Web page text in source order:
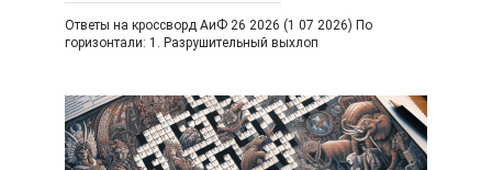
Ответы на кроссворд АиФ 26 2026 (1 07 2026) По
горизонтали: 1. Разрушительный выхлоп